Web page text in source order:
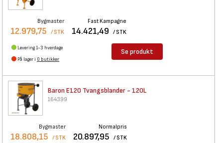
Bygmaster
12.979,75 / STK
Fast Kampagne
14.421,49 / STK
Levering 1-3 hverdage
På lager i 0 butikker
Se produkt
Baron E120 Tvangsblander - 120L
164399
Bygmaster
18.808,15 / STK
Normalpris
20.897,95 / STK